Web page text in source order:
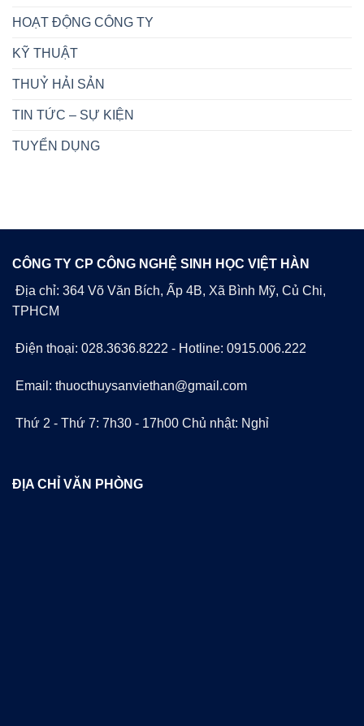
HOẠT ĐỘNG CÔNG TY
KỸ THUẬT
THUỶ HẢI SẢN
TIN TỨC – SỰ KIỆN
TUYỂN DỤNG
CÔNG TY CP CÔNG NGHỆ SINH HỌC VIỆT HÀN
Địa chỉ: 364 Võ Văn Bích, Ấp 4B, Xã Bình Mỹ, Củ Chi,
TPHCM
Điện thoại: 028.3636.8222 - Hotline: 0915.006.222
Email: thuocthuysanviethan@gmail.com
Thứ 2 - Thứ 7: 7h30 - 17h00 Chủ nhật: Nghỉ
ĐỊA CHỈ VĂN PHÒNG